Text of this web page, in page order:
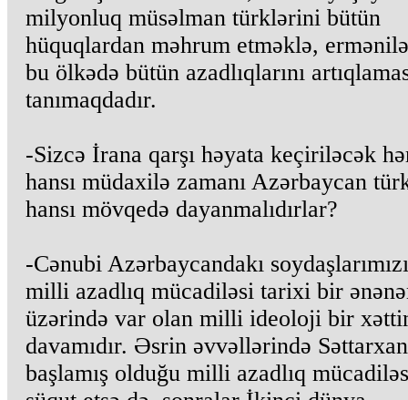
milyonluq müsəlman türklərini bütün
hüquqlardan məhrum etməklə,
bu ölkədə bütün azadlıqlarını
tanımaqdadır.
-Sizcə İrana qarşı həyata keçiriləcək
hansı müdaxilə zamanı Azərbaycan
hansı mövqedə dayanmalıdırlar?
-Cənubi Azərbaycandakı
milli azadlıq mücadiləsi tarixi bir
üzərində var olan milli ideoloji bir
davamıdır. Əsrin əvvəllərində
başlamış olduğu milli azadlıq